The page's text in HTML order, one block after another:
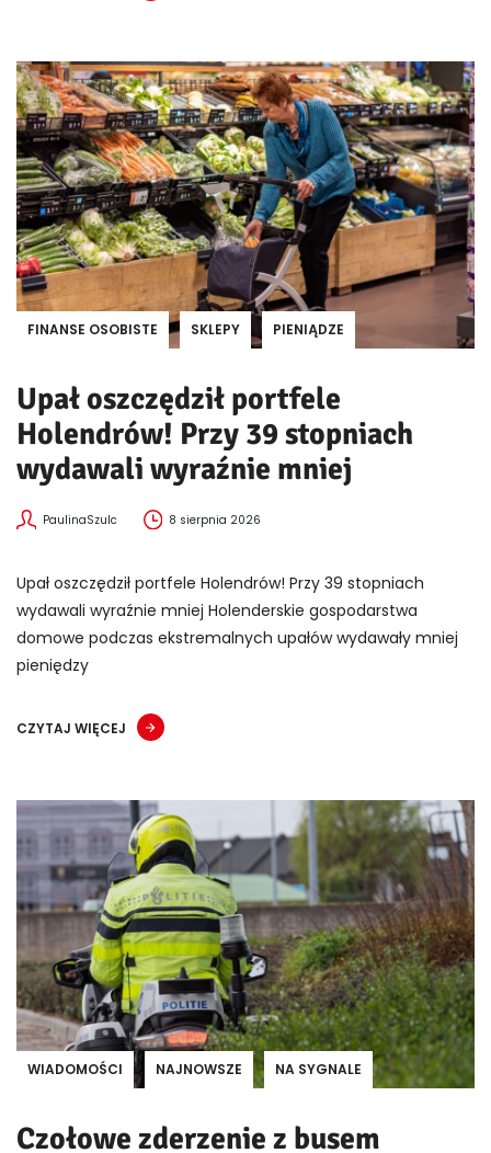
FINANSE OSOBISTE SKLEPY PIENIĄDZE
Upał oszczędził portfele
Holendrów! Przy 39 stopniach
wydawali wyraźnie mniej
PaulinaSzulc 8 sierpnia 2026
Upał oszczędził portfele Holendrów! Przy 39 stopniach
wydawali wyraźnie mniej Holenderskie gospodarstwa
domowe podczas ekstremalnych upałów wydawały mniej
pieniędzy
CZYTAJ WIĘCEJ
WIADOMOŚCI NAJNOWSZE NA SYGNALE
Czołowe zderzenie z busem